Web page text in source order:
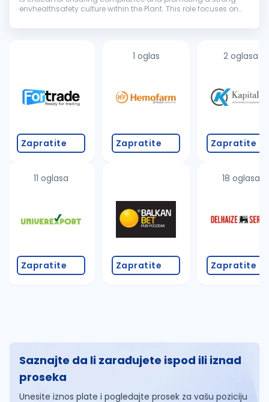
envhealthsafety culture within the Plant. This role focuses on
delivering t...
Zapratite
11 oglasa
Zapratite
1 oglas
Zapratite
Zapratite
2 oglasa
Zapratite
18 oglasa
Zapratite
Saznajte da li zarađujete ispod ili iznad
proseka
Unesite iznos plate i pogledajte prosek za vašu poziciju